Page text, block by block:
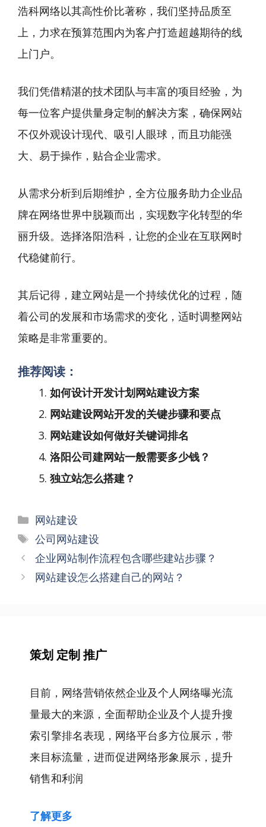
浩科网络以其高性价比著称，我们坚持品质至
上，力求在预算范围内为客户打造超越期待的线
上门户。
我们凭借精湛的技术团队与丰富的项目经验，为
每一位客户提供量身定制的解决方案，确保网站
不仅外观设计现代、吸引人眼球，而且功能强
大、易于操作，贴合企业需求。
从需求分析到后期维护，全方位服务助力企业品
牌在网络世界中脱颖而出，实现数字化转型的华
丽升级。选择洛阳浩科，让您的企业在互联网时
代稳健前行。
其后记得，建立网站是一个持续优化的过程，随
着公司的发展和市场需求的变化，适时调整网站
策略是非常重要的。
推荐阅读：
如何设计开发计划网站建设方案
网站建设网站开发的关键步骤和要点
网站建设如何做好关键词排名
洛阳公司建网站一般需要多少钱？
独立站怎么搭建？
分
类
网站建设
标
签
公司网站建设
文
章
企业网站制作流程包含哪些建站步骤？
网站建设怎么搭建自己的网站？
策划 定制 推广
目前，网络营销依然企业及个人网络曝光流
量最大的来源，全面帮助企业及个人提升搜
索引擎排名表现，网络平台多方位展示，带
来目标流量，进而促进网络形象展示，提升
销售和利润
了解更多